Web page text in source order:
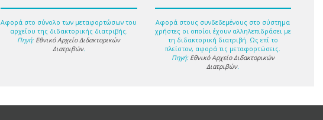
Αφορά στο σύνολο των μεταφορτώσων του
αρχείου της διδακτορικής διατριβής.
Πηγή: Εθνικό Αρχείο Διδακτορικών
Διατριβών.
Αφορά στους συνδεδεμένους στο σύστημα
χρήστες οι οποίοι έχουν αλληλεπιδράσει με
τη διδακτορική διατριβή. Ως επί το
πλείστον, αφορά τις μεταφορτώσεις.
Πηγή: Εθνικό Αρχείο Διδακτορικών
Διατριβών.